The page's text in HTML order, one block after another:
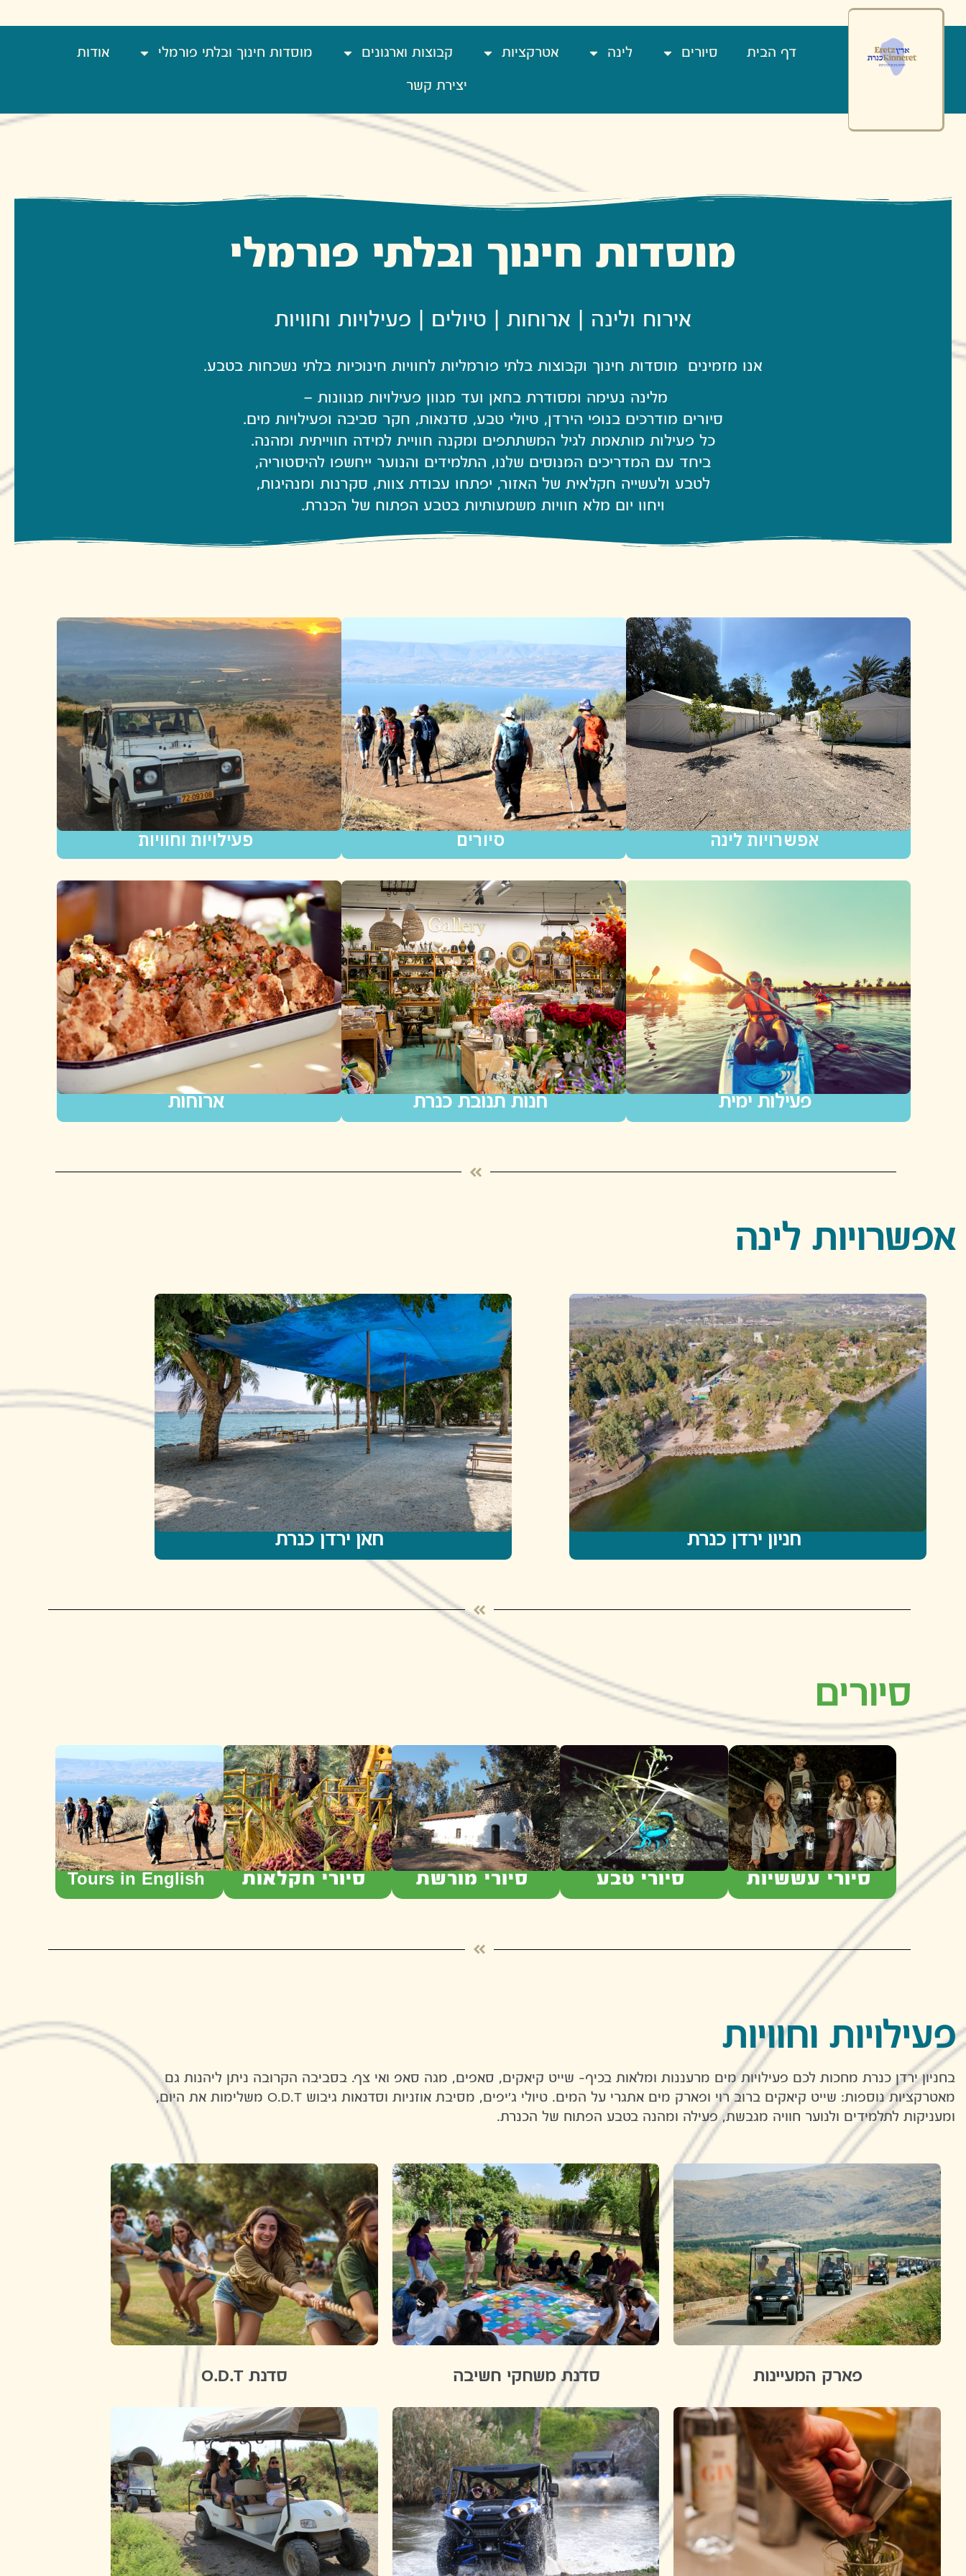
מוסדות
דף הבית סיורים לינה אטרקציות קבוצות וארגונים מוסדות חינוך ובלתי פורמלי אודות
יצירת קשר
מוסדות חינוך ובלתי פורמלי
אירוח ולינה | ארוחות | טיולים | פעילויות וחוויות
אנו מזמינים מוסדות חינוך וקבוצות בלתי פורמליות לחוויות חינוכיות בלתי נשכחות בטבע.
מלינה נעימה ומסודרת בחאן ועד מגוון פעילויות מגוונות –
סיורים מודרכים בנופי הירדן, טיולי טבע, סדנאות, חקר סביבה ופעילויות מים.
כל פעילות מותאמת לגיל המשתתפים ומקנה חוויית למידה חווייתית ומהנה.
ביחד עם המדריכים המנוסים שלנו, התלמידים והנוער ייחשפו להיסטוריה,
לטבע ולעשייה חקלאית של האזור, יפתחו עבודת צוות, סקרנות ומנהיגות,
ויחוו יום מלא חוויות משמעותיות בטבע הפתוח של הכנרת.
אפשרויות לינה סיורים פעילויות וחוויות
פעילות ימית חנות תנובת כנרת ארוחות
אפשרויות לינה
חניון ירדן כנרת חאן ירדן כנרת
סיורים
סיורי עששיות סיורי טבע סיורי מורשת סיורי חקלאות Tours in English
פעילויות וחוויות
בחניון ירדן כנרת מחכות לכם פעילויות מים מרעננות ומלאות בכיף- שייט קיאקים, סאפים, מגה סאפ ואי צף. בסביבה הקרובה ניתן ליהנות גם
מאטרקציות נוספות: שייט קיאקים ברוב רוי ופארק מים אתגרי על המים. טיולי ג’יפים, מסיבת אוזניות וסדנאות גיבוש O.D.T משלימות את היום,
ומעניקות לתלמידים ולנוער חוויה מגבשת, פעילה ומהנה בטבע הפתוח של הכנרת.
פארק המעיינות סדנת משחקי חשיבה סדנת O.D.T